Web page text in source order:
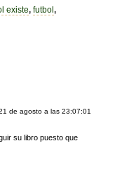
existe, futbol ,
de agosto a las 23:07:01
su libro puesto que